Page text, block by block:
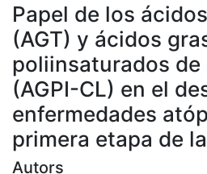
Papel de los
(AGT) y ácidos
poliinsaturados de
(AGPI-CL) en el
enfermedades
primera etapa de
Autors